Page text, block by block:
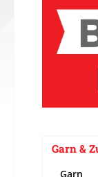
Garn &
Garn